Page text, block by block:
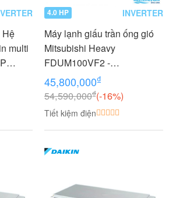
Hệ
multi
4.0 HP INVERTER
Máy lạnh giấu trần ống gió
Mitsubishi Heavy
FDUM100VF2 -
FDC100VNP 4.0 HP (4
Ngựa) Inverter
45,800,000₫
54,590,000₫(-16%)
Tiết kiệm điện